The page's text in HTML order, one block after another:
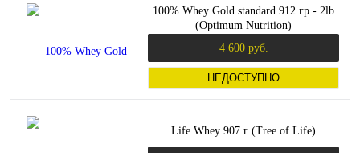
100% Whey Gold standard 912 гр - 2lb
(Optimum Nutrition)
4 600 руб.
НЕДОСТУПНО
Life Whey 907 г (Tree of Life)